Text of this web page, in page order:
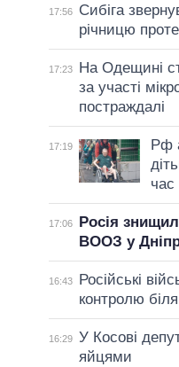
17:56
Сибіга
річницю
17:23
На Одещині
за участі
постраждалі
17:19
Рф
час
17:06
Росія
ВООЗ у
16:43
Російські
контролю
16:29 У Косові
яйцями